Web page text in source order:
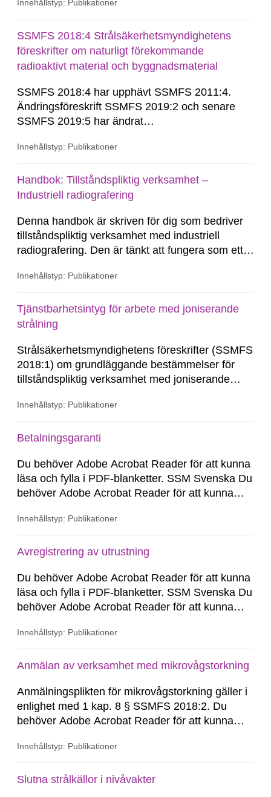
Innehållstyp: Publikationer
SSMFS 2018:4 Strålsäkerhetsmyndighetens
föreskrifter om naturligt förekommande
radioaktivt material och byggnadsmaterial
SSMFS 2018:4 har upphävt SSMFS 2011:4.
Ändringsföreskrift SSMFS 2019:2 och senare
SSMFS 2019:5 har ändrat
2018:4.
Innehållstyp: Publikationer
Handbok: Tillståndspliktig verksamhet –
Industriell radiografering
Denna handbok är skriven för dig som bedriver
tillståndspliktig verksamhet med industriell
radiografering. Den är tänkt att fungera som ett
din verksamhet.
Innehållstyp: Publikationer
Tjänstbarhetsintyg för arbete med joniserande
strålning
Strålsäkerhetsmyndighetens föreskrifter (SSMFS
2018:1) om grundläggande bestämmelser för
tillståndspliktig verksamhet med joniserande
tjänstbarhetsintyg (tidigare kallat läkarintyg).
Innehållstyp: Publikationer
Betalningsgaranti
Du behöver Adobe Acrobat Reader för att kunna
läsa och fylla i PDF-blanketter. SSM Svenska Du
behöver Adobe Acrobat Reader för att kunna
Innehållstyp: Publikationer
Avregistrering av utrustning
Du behöver Adobe Acrobat Reader för att kunna
läsa och fylla i PDF-blanketter. SSM Svenska Du
behöver Adobe Acrobat Reader för att kunna
Innehållstyp: Publikationer
Anmälan av verksamhet med mikrovågstorkning
Anmälningsplikten för mikrovågstorkning gäller i
enlighet med 1 kap. 8 § SSMFS 2018:2. Du
behöver Adobe Acrobat Reader för att kunna
Anmälningsplikten för mikrovågstorkning gäller i
behöver Adobe Acrobat Reader för att kunna
Innehållstyp: Publikationer
Slutna strålkällor i nivåvakter